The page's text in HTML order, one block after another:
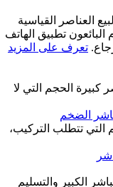
العناصر القياسية
البائعون تطبيق الهاتف
تعرف على المزيد
كبيرة الحجم التي لا
الضخم
التي تتطلب التركيب،
الكبير والتسليم